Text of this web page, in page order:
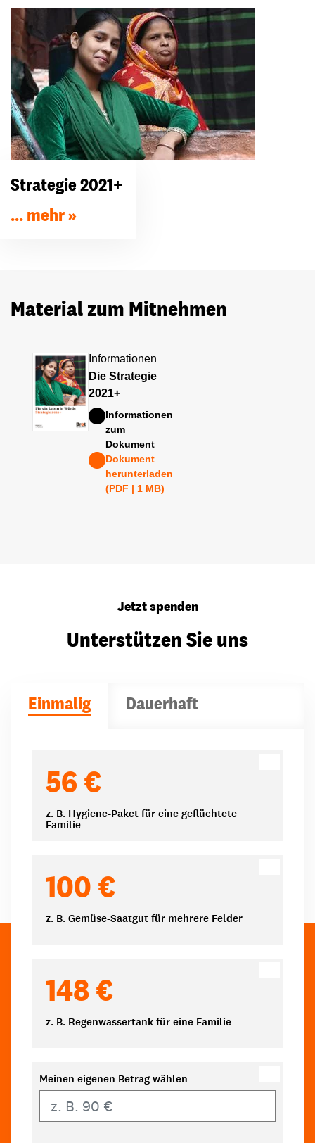
Strategie 2021+
... mehr
Material zum Mitnehmen
Informationen
Die Strategie
2021+
Informationen
zum
Dokument
Dokument
herunterladen
(PDF | 1 MB)
Jetzt spenden
Unterstützen Sie uns
Einmalig Dauerhaft
56 €
z. B. Hygiene-Paket für eine geflüchtete
Familie
100 €
z. B. Gemüse-Saatgut für mehrere Felder
148 €
z. B. Regenwassertank für eine Familie
Meinen eigenen Betrag wählen